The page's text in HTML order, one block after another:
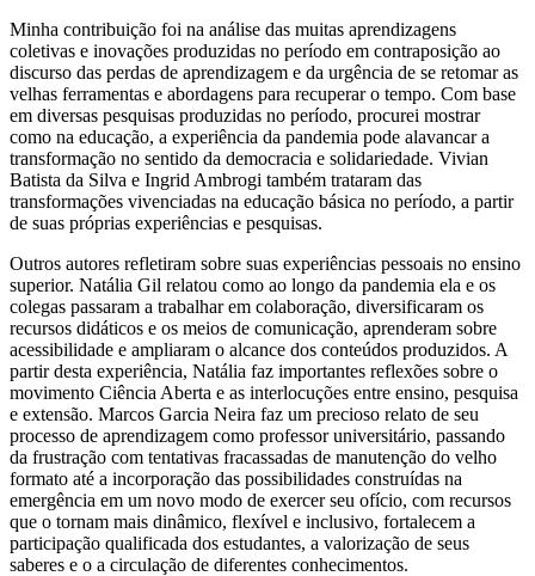
Minha contribuição foi na análise das muitas aprendizagens
coletivas e inovações produzidas no período em contraposição ao
discurso das perdas de aprendizagem e da urgência de se retomar as
velhas ferramentas e abordagens para recuperar o tempo. Com base
em diversas pesquisas produzidas no período, procurei mostrar
como na educação, a experiência da pandemia pode alavancar a
transformação no sentido da democracia e solidariedade. Vivian
Batista da Silva e Ingrid Ambrogi também trataram das
transformações vivenciadas na educação básica no período, a partir
de suas próprias experiências e pesquisas.
Outros autores refletiram sobre suas experiências pessoais no ensino
superior. Natália Gil relatou como ao longo da pandemia ela e os
colegas passaram a trabalhar em colaboração, diversificaram os
recursos didáticos e os meios de comunicação, aprenderam sobre
acessibilidade e ampliaram o alcance dos conteúdos produzidos. A
partir desta experiência, Natália faz importantes reflexões sobre o
movimento Ciência Aberta e as interlocuções entre ensino, pesquisa
e extensão. Marcos Garcia Neira faz um precioso relato de seu
processo de aprendizagem como professor universitário, passando
da frustração com tentativas fracassadas de manutenção do velho
formato até a incorporação das possibilidades construídas na
emergência em um novo modo de exercer seu ofício, com recursos
que o tornam mais dinâmico, flexível e inclusivo, fortalecem a
participação qualificada dos estudantes, a valorização de seus
saberes e o a circulação de diferentes conhecimentos.